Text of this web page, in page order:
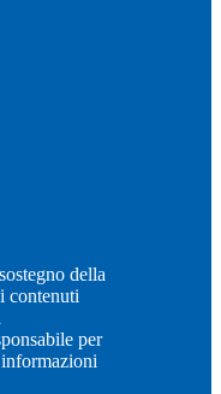
della
contenuti
per
informazioni